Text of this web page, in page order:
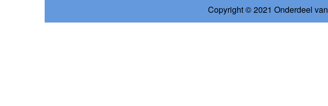
Copyright © 2021 Onderdeel van